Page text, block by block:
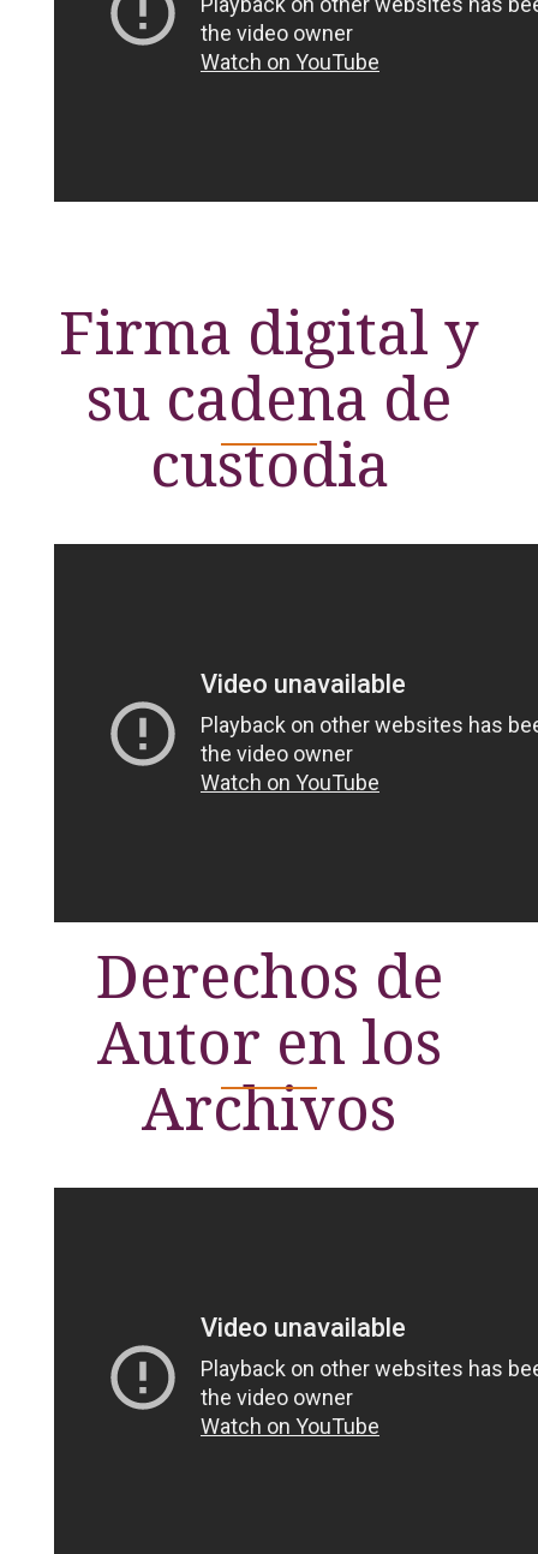
Firma digital y
su cadena de
custodia
Derechos de
Autor en los
Archivos